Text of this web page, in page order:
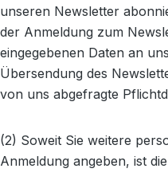
unseren Newsletter
der Anmeldung zum
eingegebenen Daten an
Übersendung des
von uns abgefragte
(2) Soweit Sie weitere
Anmeldung angeben, ist